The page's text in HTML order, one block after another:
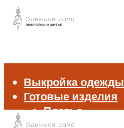
Выкройка одежды
Готовые изделия
Платье
Брюки